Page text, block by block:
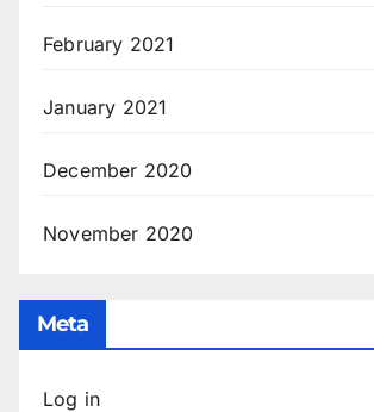
February 2021
January 2021
December 2020
November 2020
Meta
Log in